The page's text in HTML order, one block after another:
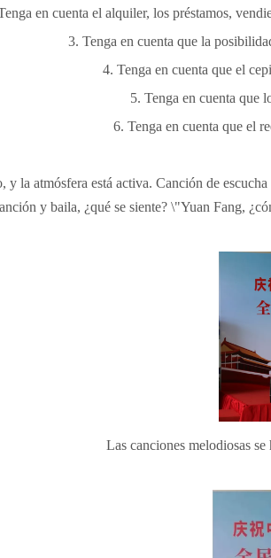
en cuenta el alquiler, los préstamos,
3. Tenga en cuenta que la
4. Tenga en cuenta que el
5. Tenga en cuenta que
6. Tenga en cuenta que el
y la atmósfera está activa. Canción de
y baila, ¿qué se siente? \"Yuan Fang,
Las canciones melodiosas